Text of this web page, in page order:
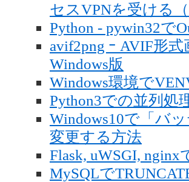
セスVPNを受ける
Python - pywin32で
avif2png ｰ AVIF形
Windows版
Windows環境で
Python3での並列処
Windows10で「バ
変更する方法
Flask, uWSGI, nginx
MySQLで